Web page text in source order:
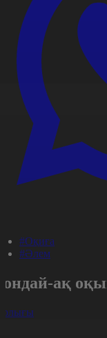
#Оқиға
#Әлем
ақ